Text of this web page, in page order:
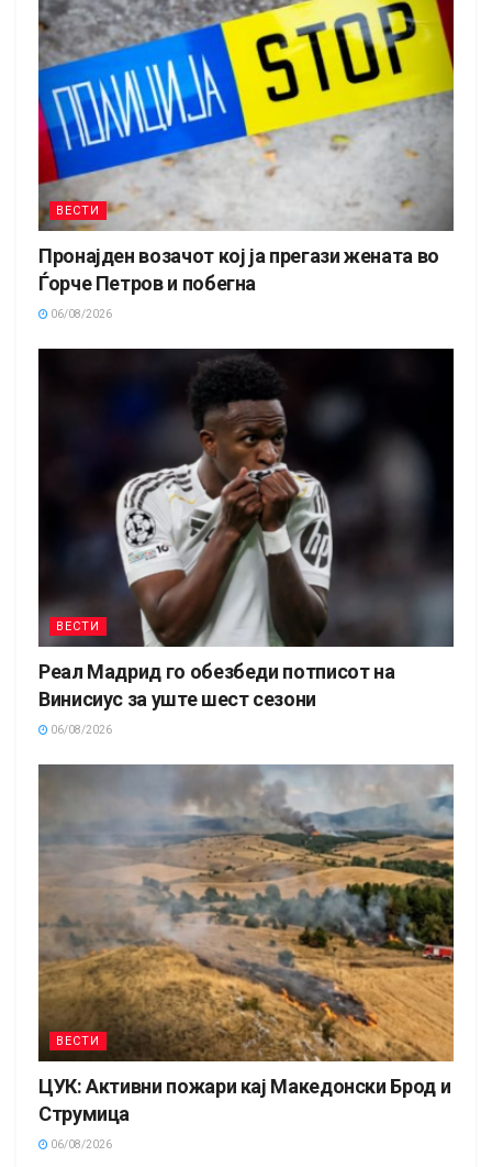
ВЕСТИ
Пронајден возачот кој ја прегази жената во
Ѓорче Петров и побегна
06/08/2026
ВЕСТИ
Реал Мадрид го обезбеди потписот на
Винисиус за уште шест сезони
06/08/2026
ВЕСТИ
ЦУК: Активни пожари кај Македонски Брод и
Струмица
06/08/2026